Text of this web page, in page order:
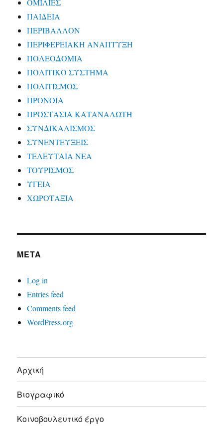
ΟΜΙΛΙΕΣ
ΠΑΙΔΕΙΑ
ΠΕΡΙΒΑΛΛΟΝ
ΠΕΡΙΦΕΡΕΙΑΚΗ ΑΝΑΠΤΥΞΗ
ΠΟΛΕΟΔΟΜΙΑ
ΠΟΛΙΤΙΚΟ ΣΥΣΤΗΜΑ
ΠΟΛΙΤΙΣΜΟΣ
ΠΡΟΝΟΙΑ
ΠΡΟΣΤΑΣΙΑ ΚΑΤΑΝΑΛΩΤΗ
ΣΥΝΔΙΚΑΛΙΣΜΟΣ
ΣΥΝΕΝΤΕΥΞΕΙΣ
ΤΕΛΕΥΤΑΙΑ ΝΕΑ
ΤΟΥΡΙΣΜΟΣ
ΥΓΕΙΑ
ΧΩΡΟΤΑΞΙΑ
META
Log in
Entries feed
Comments feed
WordPress.org
Αρχική
Βιογραφικό
Κοινοβουλευτικό έργο